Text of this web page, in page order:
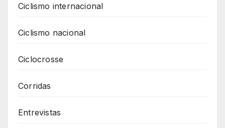
Ciclismo internacional
Ciclismo nacional
Ciclocrosse
Corridas
Entrevistas